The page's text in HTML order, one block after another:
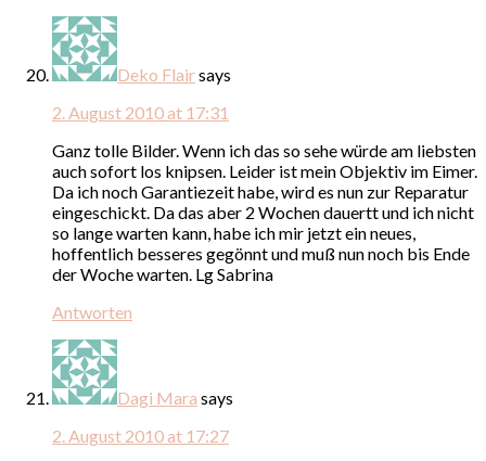
Deko Flairsays
2. August 2010 at 17:31
Ganz tolle Bilder. Wenn ich das so sehe würde am liebsten
auch sofort los knipsen. Leider ist mein Objektiv im Eimer.
Da ich noch Garantiezeit habe, wird es nun zur Reparatur
eingeschickt. Da das aber 2 Wochen dauertt und ich nicht
so lange warten kann, habe ich mir jetzt ein neues,
hoffentlich besseres gegönnt und muß nun noch bis Ende
der Woche warten. Lg Sabrina
Antworten
Dagi Mara says
2. August 2010 at 17:27